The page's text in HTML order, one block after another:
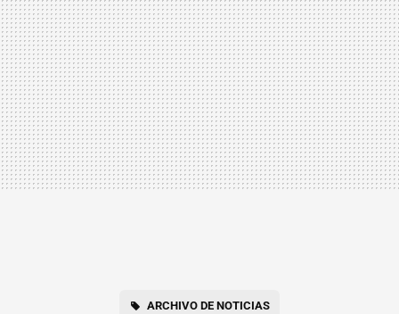
ARCHIVO DE NOTICIAS